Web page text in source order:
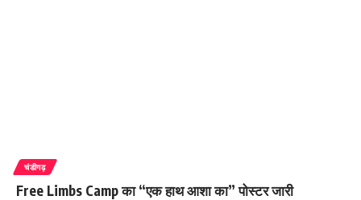
चंडीगढ़
Free Limbs Camp का “एक हाथ आशा का” पोस्टर जारी